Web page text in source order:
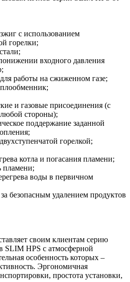
с использованием
горелки;
входного давления
работы на сжиженном газе;
и газовые присоединения (с
стороны);
поддержание заданной
горелкой;
котла и погасания пламени;
пламени;
воды в первичном
безопасным удалением продуктов
своим клиентам серию
SLIM HPS с атмосферной
особенность которых –
Эргономичная
простота установки,